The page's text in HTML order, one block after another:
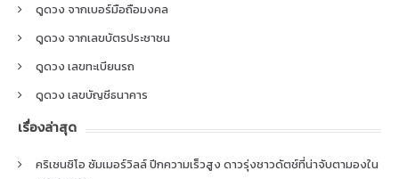
ดูดวง จากเบอร์มือถือมงคล
ดูดวง จากเลขบัตรประชาชน
ดูดวง เลขทะเบียนรถ
ดูดวง เลขบัญชีธนาคาร
เรื่องล่าสุด
คริเซนซิโอ ซัมเมอร์วิลล์ ปีกความเร็วสูง ดาวรุ่งชาวดัตช์ที่น่าจับตามองใน